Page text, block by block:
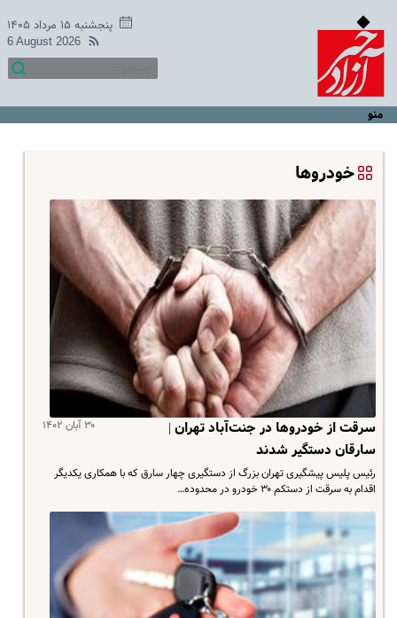
پنجشنبه ۱۵ مرداد ۱۴۰۵
6 August 2026
منو
خودروها
۳۰ آبان ۱۴۰۲
سرقت از خودروها در جنت‌آباد تهران |
سارقان دستگیر شدند
رئیس پلیس پیشگیری تهران بزرگ از دستگیری چهار سارق که با همکاری یکدیگر
اقدام به سرقت از دستکم ۳۰ خودرو در محدوده…